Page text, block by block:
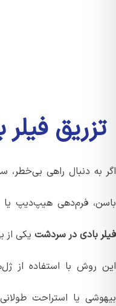
فیلر
به دنبال راهی بی‌خطر،
فرم‌دهی هیپ‌دیپ یا
بادی در سردشتیکی از
روش با استفاده از
یا استراحت